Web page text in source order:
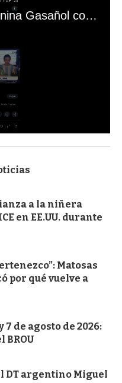
El mal momento de Yanina Gasañol con un hincha argentino en "Subrayado"
a la niñera
en EE.UU. durante
Matosas
por qué vuelve a
de agosto de 2026:
BROU
DT argentino Miguel